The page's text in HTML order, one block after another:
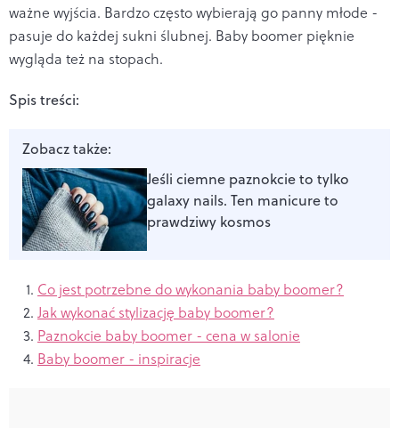
ważne wyjścia. Bardzo często wybierają go panny młode -
pasuje do każdej sukni ślubnej. Baby boomer pięknie
wygląda też na stopach.
Spis treści:
Zobacz także:
Jeśli ciemne paznokcie to tylko
galaxy nails. Ten manicure to
prawdziwy kosmos
Co jest potrzebne do wykonania baby boomer?
Jak wykonać stylizację baby boomer?
Paznokcie baby boomer - cena w salonie
Baby boomer - inspiracje